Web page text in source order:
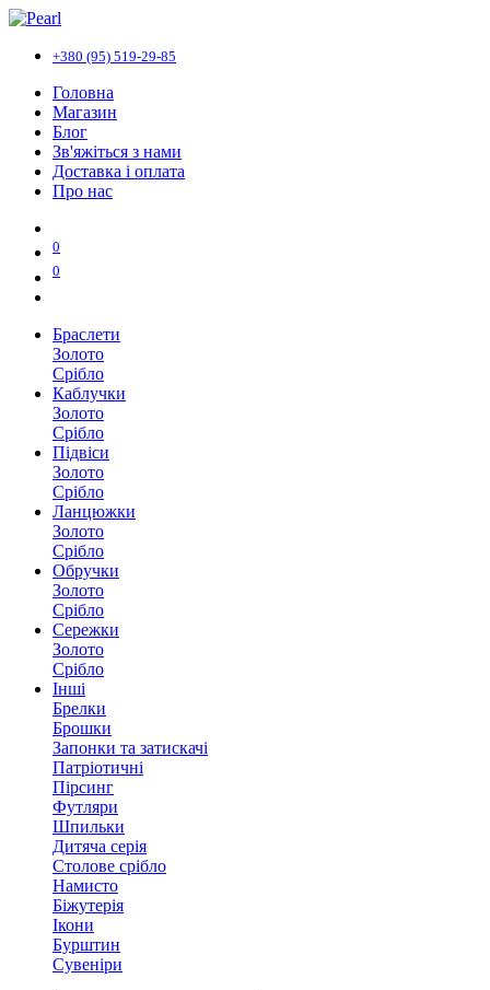
+380 (95) 519-29-85
Головна
Магазин
Блог
Зв'яжіться з нами
Доставка і оплата
Про нас
0
0
Браслети
Золото
Срібло
Каблучки
Золото
Срібло
Підвіси
Золото
Срібло
Ланцюжки
Золото
Срібло
Обручки
Золото
Срібло
Сережки
Золото
Срібло
Інші
Брелки
Брошки
Запонки та затискачі
Патріотичні
Пірсинг
Футляри
Шпильки
Дитяча серія
Столове срібло
Намисто
Біжутерія
Ікони
Бурштин
Сувеніри